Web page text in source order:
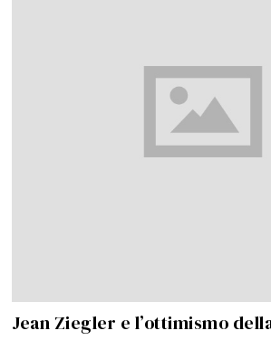
Jean Ziegler e l’ottimismo